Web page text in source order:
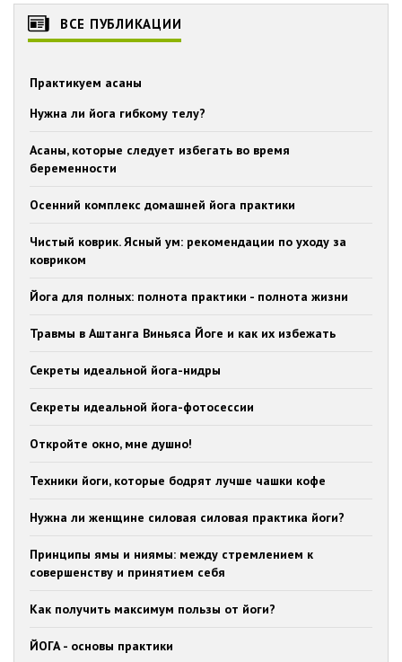
ВСЕ ПУБЛИКАЦИИ
Практикуем асаны
Нужна ли йога гибкому телу?
Асаны, которые следует избегать во время
беременности
Осенний комплекс домашней йога практики
Чистый коврик. Ясный ум: рекомендации по уходу за
ковриком
Йога для полных: полнота практики - полнота жизни
Травмы в Аштанга Виньяса Йоге и как их избежать
Секреты идеальной йога-нидры
Секреты идеальной йога-фотосессии
Откройте окно, мне душно!
Техники йоги, которые бодрят лучше чашки кофе
Нужна ли женщине силовая силовая практика йоги?
Принципы ямы и ниямы: между стремлением к
совершенству и принятием себя
Как получить максимум пользы от йоги?
ЙОГА - основы практики